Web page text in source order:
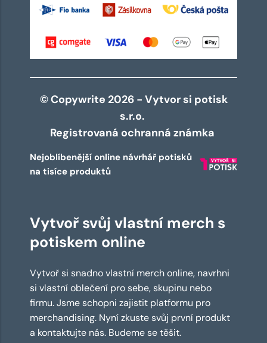
© Copywrite 2026 - Vytvor si potisk
s.r.o.
Registrovaná ochranná známka
Nejoblíbenější online návrhář potisků
na tisíce produktů
Vytvoř svůj vlastní merch s
potiskem online
Vytvoř si snadno vlastní merch online, navrhni
si vlastní oblečení pro sebe, skupinu nebo
firmu. Jsme schopni zajistit platformu pro
merchandising. Nyní zkuste svůj první produkt
a kontaktujte nás. Budeme se těšit.